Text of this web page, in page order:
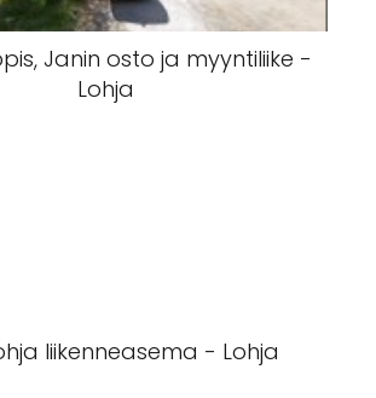
Janin osto ja myyntiliike -
Lohja
liikenneasema - Lohja